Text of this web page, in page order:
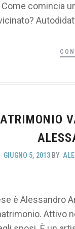
Come comincia
GIUGNO 5, 2013 BY
è Alessandro
Attivo